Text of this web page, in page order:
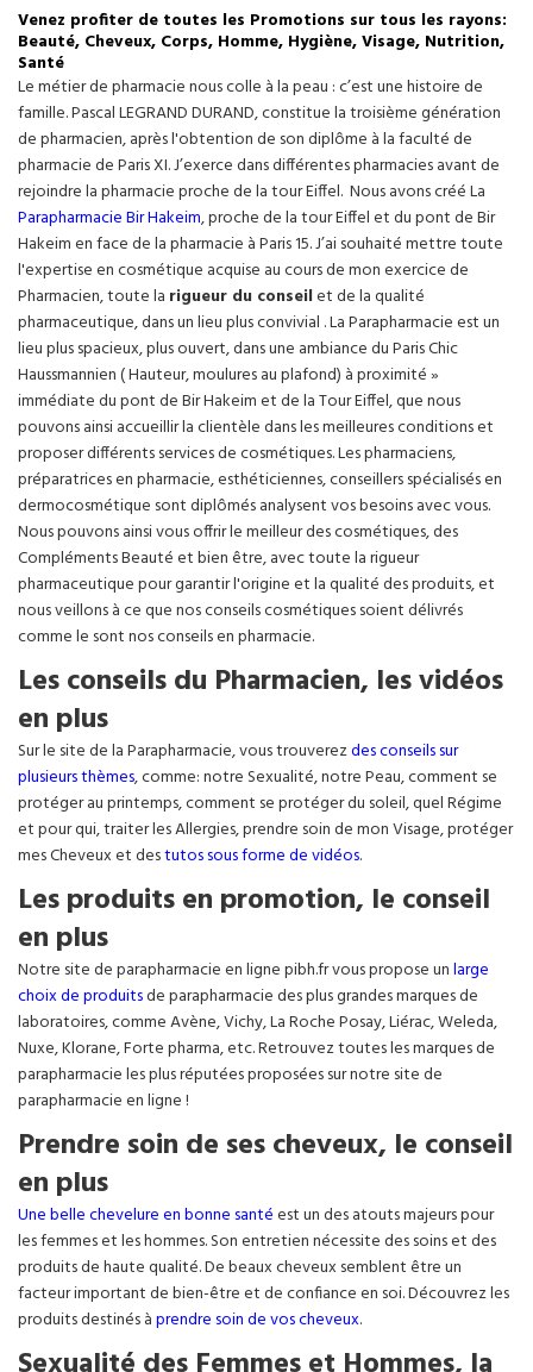
Venez profiter de toutes les Promotions sur tous les rayons:
Beauté, Cheveux, Corps, Homme, Hygiène, Visage, Nutrition,
Santé
Le métier de pharmacie nous colle à la peau : c’est une histoire de
famille. Pascal LEGRAND DURAND, constitue la troisième génération
de pharmacien, après l'obtention de son diplôme à la faculté de
pharmacie de Paris XI. J’exerce dans différentes pharmacies avant de
rejoindre la pharmacie proche de la tour Eiffel. Nous avons créé La
Parapharmacie Bir Hakeim, proche de la tourEiffelet du pont de Bir
Hakeim en face de la pharmacie à Paris 15. J’ai souhaité mettre toute
l'expertise en cosmétique acquise au cours de mon exercice de
Pharmacien, toute la rigueur du conseilet de la qualité
pharmaceutique, dans un lieu plus convivial . La Parapharmacie est un
lieu plus spacieux, plus ouvert, dans une ambiance du Paris Chic
Haussmannien ( Hauteur, moulures au plafond) à proximité »
immédiate du pont de Bir Hakeim et de la Tour Eiffel, que nous
pouvons ainsi accueillir la clientèle dans les meilleures conditions et
proposer différents services de cosmétiques. Les pharmaciens,
préparatrices en pharmacie, esthéticiennes, conseillers spécialisés en
dermocosmétique sont diplômés analysent vos besoins avec vous.
Nous pouvons ainsi vous offrir le meilleur des cosmétiques, des
Compléments Beauté et bien être, avec toute la rigueur
pharmaceutique pour garantir l'origine et la qualité des produits, et
nous veillons à ce que nos conseils cosmétiques soient délivrés
comme le sont nos conseils en pharmacie.
Les conseils du Pharmacien, les vidéos
en plus
Sur le site de la Parapharmacie, vous trouverezdes conseils sur
plusieurs thèmes, comme: notre Sexualité, notre Peau, comment se
protéger au printemps, comment se protéger du soleil, quel Régime
et pour qui, traiter les Allergies, prendre soin de mon Visage, protéger
mes Cheveux et destutos sous forme de vidéos.
Les produits en promotion, le conseil
en plus
Notre site de parapharmacie en ligne pibh.fr vous propose unlarge
choix de produitsde parapharmacie des plus grandes marques de
laboratoires, comme Avène, Vichy, La Roche Posay, Liérac, Weleda,
Nuxe, Klorane, Forte pharma, etc. Retrouvez toutes les marques de
parapharmacie les plus réputées proposées sur notre site de
parapharmacie en ligne !
Prendre soin de ses cheveux, le conseil
en plus
Une belle chevelure en bonne santéest un des atouts majeurs pour
les femmes et les hommes. Son entretien nécessite des soins et des
produits de haute qualité. De beaux cheveux semblent être un
facteur important de bien-être et de confiance en soi. Découvrez les
produits destinés àprendre soin de vos cheveux.